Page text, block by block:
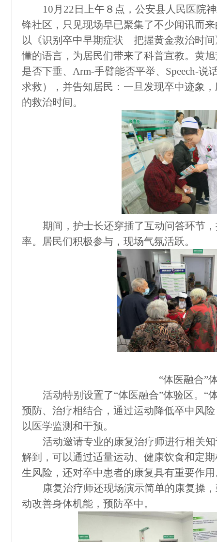
10月22日上午８点，公安县人民医院
锋社区，只见现场早已聚集了不少闻讯而
以《识别卒中早期症状 把握黄金救治时
懂的语言，为居民们带来了科普宣教。黄
是否下垂、Arm-手臂能否平举、Speech-说
求救），并告知居民：一旦发现卒中迹象
的救治时间。
期间，护士长还穿插了互动问答环节
率。居民们积极参与，现场气氛活跃。
“体医融合”
活动特别设置了“体医融合”体验区。 “
预防、治疗相结合，通过运动降低卒中风
以医学监测和干预。
活动邀请专业的康复治疗师进行相关
解到，可以通过适量运动、健康饮食和定
生风险，还对卒中患者的康复具有重要作
康复治疗师还现场演示简单的康复操
动改善身体机能，预防卒中。